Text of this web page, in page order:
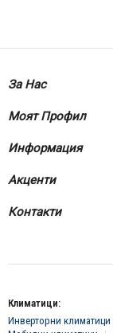
За Нас
Моят Профил
Информация
Акценти
Контакти
Климатици:
Инверторни климатици